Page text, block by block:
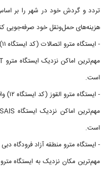
تردد و گردش خود در شهر را بر
هزینه‌های حمل‌ونقل خود صرفه‌جویی
- ایستگاه مترو اتصالات (کد ایستگاه ۱۱) واقع در منطقه القور در زوم ۵ مترو دبی
است.
- ایستگاه مترو القوز (کد ایستگاه ۱۲) واقع در منطقه القوز در زوم ۵ مترو دبی
است.
- ایستگاه مترو منطقه آزاد فرودگاه دبی (کد